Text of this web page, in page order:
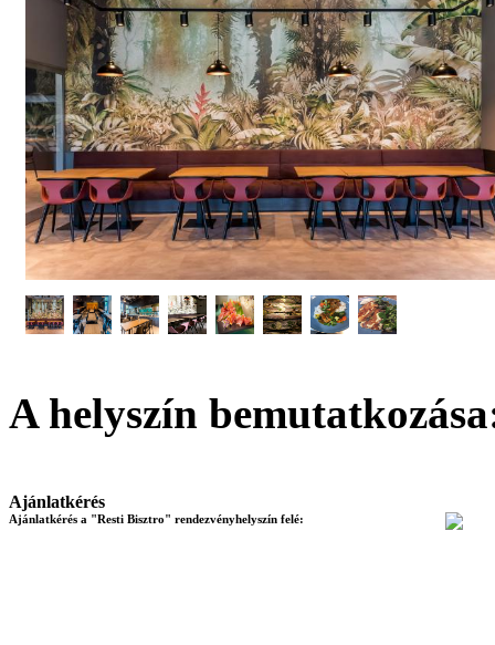
A helyszín
Ajánlatkérés
Ajánlatkérés a "Resti Bisztro" rendezvényhelyszín felé: